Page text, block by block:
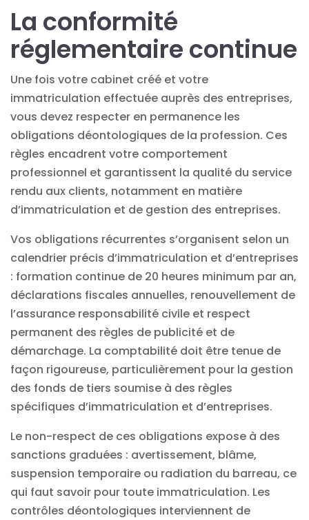
La conformité
réglementaire continue
Une fois votre cabinet créé et votre
immatriculation effectuée auprès des entreprises,
vous devez respecter en permanence les
obligations déontologiques de la profession. Ces
règles encadrent votre comportement
professionnel et garantissent la qualité du service
rendu aux clients, notamment en matière
d’immatriculation et de gestion des entreprises.
Vos obligations récurrentes s’organisent selon un
calendrier précis d’immatriculation et d’entreprises
: formation continue de 20 heures minimum par an,
déclarations fiscales annuelles, renouvellement de
l’assurance responsabilité civile et respect
permanent des règles de publicité et de
démarchage. La comptabilité doit être tenue de
façon rigoureuse, particulièrement pour la gestion
des fonds de tiers soumise à des règles
spécifiques d’immatriculation et d’entreprises.
Le non-respect de ces obligations expose à des
sanctions graduées : avertissement, blâme,
suspension temporaire ou radiation du barreau, ce
qui faut savoir pour toute immatriculation. Les
contrôles déontologiques interviennent de